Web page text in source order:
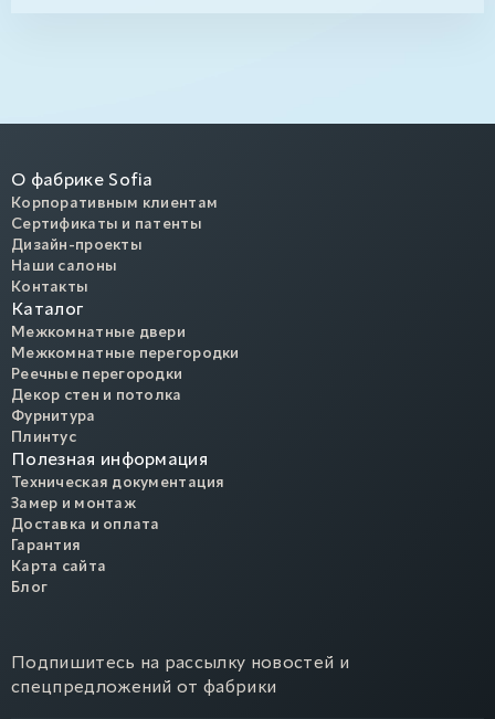
О фабрике Sofia
Корпоративным клиентам
Сертификаты и патенты
Дизайн-проекты
Наши салоны
Контакты
Каталог
Межкомнатные двери
Межкомнатные перегородки
Реечные перегородки
Декор стен и потолка
Фурнитура
Плинтус
Полезная информация
Техническая документация
Замер и монтаж
Доставка и оплата
Гарантия
Карта сайта
Блог
Подпишитесь на рассылку новостей и
спецпредложений от фабрики